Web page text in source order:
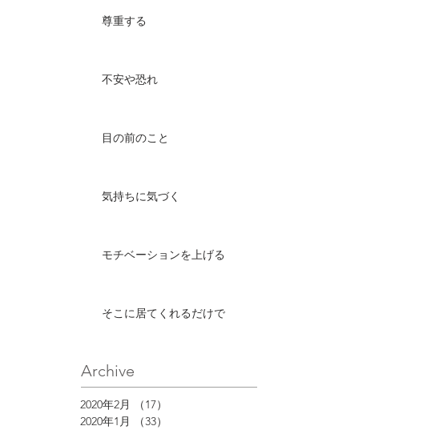
尊重する
不安や恐れ
目の前のこと
気持ちに気づく
モチベーションを上げる
そこに居てくれるだけで
Archive
2020年2月 （17）
2020年1月
（33）